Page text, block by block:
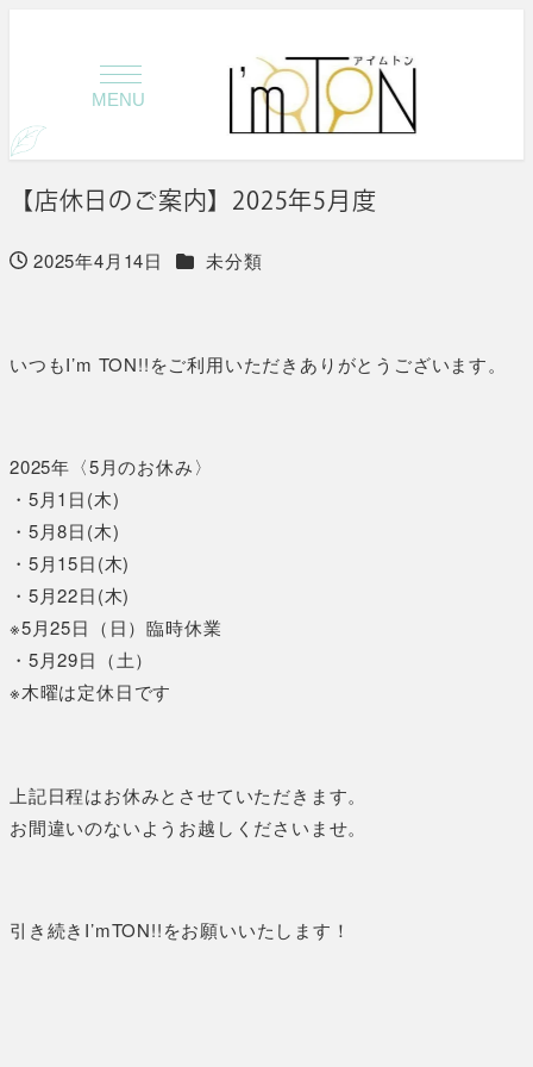
MENU
【店休日のご案内】2025年5月度
投稿日
2025年4月14日 カテゴリー
未分類
いつもI’m TON!!をご利用いただきありがとうございます。
2025年〈5月のお休み〉
・5月1日(木)
・5月8日(木)
・5月15日(木)
・5月22日(木)
※5月25日（日）臨時休業
・5月29日（土）
※木曜は定休日です
上記日程はお休みとさせていただきます。
お間違いのないようお越しくださいませ。
引き続きI’mTON!!をお願いいたします！